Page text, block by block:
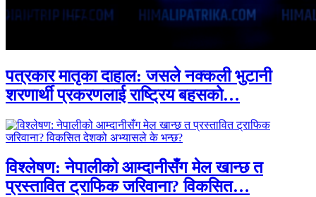
पत्रकार मातृका दाहाल: जसले नक्कली भुटानी
शरणार्थी प्रकरणलाई राष्ट्रिय बहसको…
विश्लेषण: नेपालीको आम्दानीसँग मेल खान्छ त
प्रस्तावित ट्राफिक जरिवाना? विकसित…